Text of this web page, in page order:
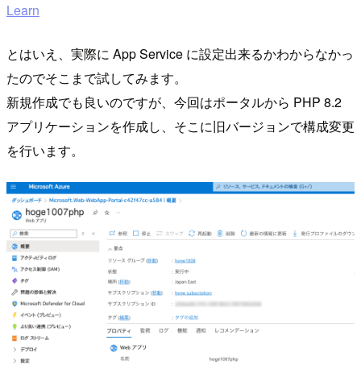
Learn
とはいえ、実際に App Service に設定出来るかわからなかっ
たのでそこまで試してみます。
新規作成でも良いのですが、今回はポータルから PHP 8.2
アプリケーションを作成し、そこに旧バージョンで構成変更
を行います。